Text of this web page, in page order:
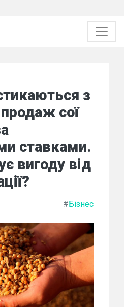
з
сої
ставками.
вигоду від
#Бізнес